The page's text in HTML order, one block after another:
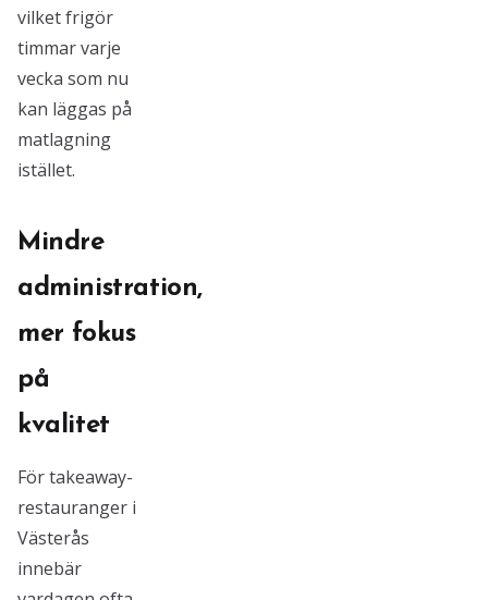
vilket frigör
timmar varje
vecka som nu
kan läggas på
matlagning
istället.
Mindre
administration,
mer fokus
på
kvalitet
För takeaway-
restauranger i
Västerås
innebär